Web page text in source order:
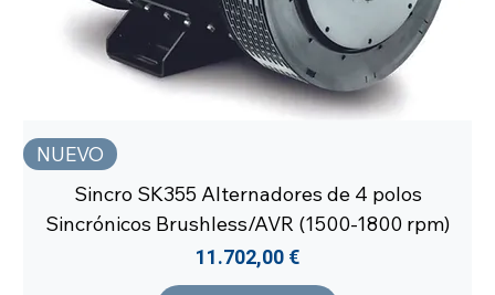
NUEVO
Sincro SK355 Alternadores de 4 polos
Sincrónicos Brushless/AVR (1500-1800 rpm)
Precio
11.702,00 €